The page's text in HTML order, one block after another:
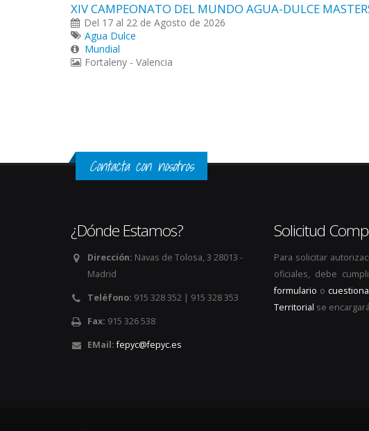
XIV CAMPEONATO DEL MUNDO AGUA-DULCE
Del 17 al 22 de Agosto de 2026
Agua Dulce
Mundial
Fortaleny - Valencia
Contacta con nosotros
¿Dónde Estamos?
Dirección: Navas de Tolosa, 3 28013 -
Madrid
Teléfono: 915 328 352 | 915 328 353
Fax: 915 326 538
EMail: fepyc@fepyc.es
Solicitud
Para solicitar
oficiales, debe
formulario o
Territorial se